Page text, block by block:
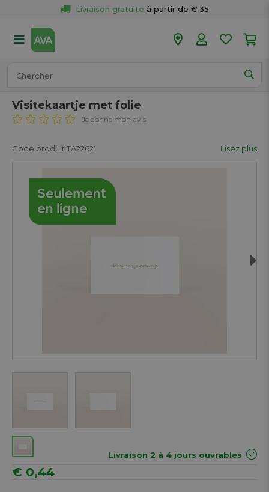
Livraison gratuite à partir de € 35
50 magasins
Visitekaartje met folie
Je donne mon avis
Code produit TA22621 Lisez plus
Livraison 2 à 4 jours ouvrables
€ 0,44